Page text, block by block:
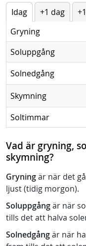
Idag +1 dag
Gryning
Soluppgång
Solnedgång
Skymning
Soltimmar
Vad är gryning,
skymning?
Gryningär när det
ljust (tidig morgon).
Soluppgångär när
tills det att halva
Solnedgångär när